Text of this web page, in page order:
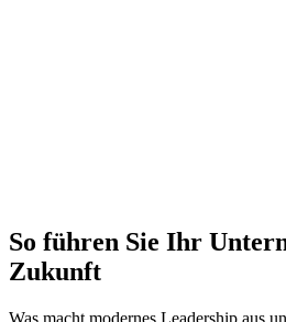
So führen Sie Ihr
Zukunft
Was macht modernes Leadership aus